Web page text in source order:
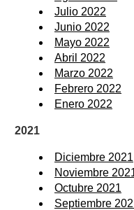
Julio 2022
Junio 2022
Mayo 2022
Abril 2022
Marzo 2022
Febrero 2022
Enero 2022
2021
Diciembre 2021
Noviembre
Octubre 2021
Septiembre